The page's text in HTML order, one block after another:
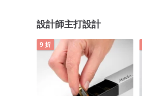
設計師主打設計
9 折